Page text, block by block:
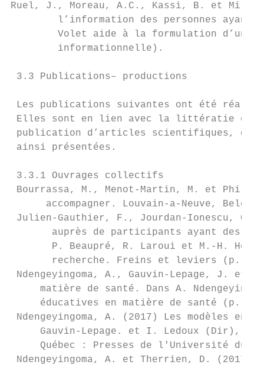
Ruel, J., Moreau, A.C., Kassi, B. et Milot,
l’information des personnes ayant
Volet aide à la formulation d’un
        informationnelle).
3.3 Publications– productions
Les publications suivantes ont été
Elles sont en lien avec la littératie et
publication d’articles scientifiques,
ainsi présentées.
3.3.1 Ouvrages collectifs
Bourrassa, M., Menot-Martin, M. et
accompagner. Louvain-a-Neuve,
Julien-Gauthier, F., Jourdan-Ionescu, C.
auprès de participants ayant des
P. Beaupré, R. Laroui et M.-H.
recherche. Freins et leviers (p.
Ndengeyingoma, A., Gauvin-Lepage, J.
matière de santé. Dans A.
éducatives en matière de santé (p.
Ndengeyingoma, A. (2017) Les modèles en
Gauvin-Lepage. et I. Ledoux (Dir),
Québec : Presses de l'Université du
Ndengeyingoma, A. et Therrien, D.